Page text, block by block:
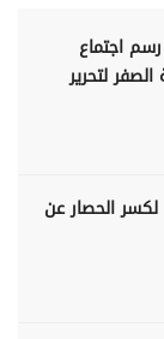
اجتماع
لتحرير
الحصار عن